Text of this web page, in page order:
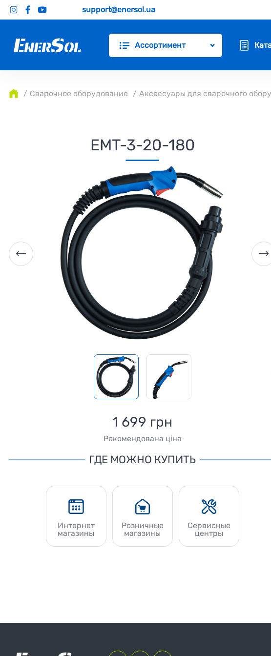
support@enersol.ua
Ассортимент
Сварочное оборудование Аксессуары для сварочного
EMT-3-20-180
1 699 грн
Рекомендована ціна
ГДЕ МОЖНО КУПИТЬ
Интернет
магазины
Розничные
магазины
Сервисные
центры